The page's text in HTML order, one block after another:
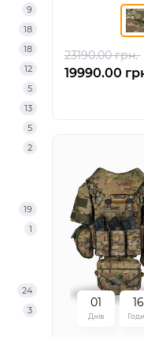
9
18
18
12
5
13
5
2
19
1
24
3
23190.00 грн.
19990.00
01
Днів
16